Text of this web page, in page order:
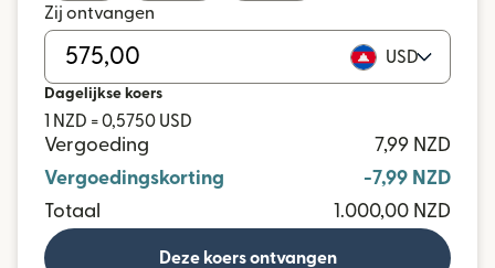
Zij ontvangen
USD
Dagelijkse koers
1 NZD = 0,5750 USD
Vergoeding
7,99 NZD
Vergoedingskorting
-7,99 NZD
Totaal
1.000,00 NZD
Deze koers ontvangen